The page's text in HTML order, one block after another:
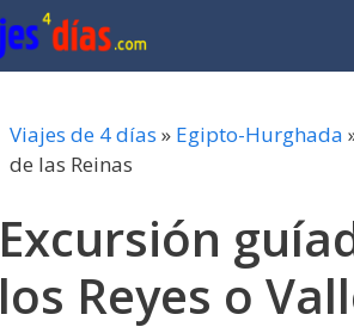
Viajes de 4 días » Egipto-Hurghada
de las Reinas
Excursión
los Reyes o